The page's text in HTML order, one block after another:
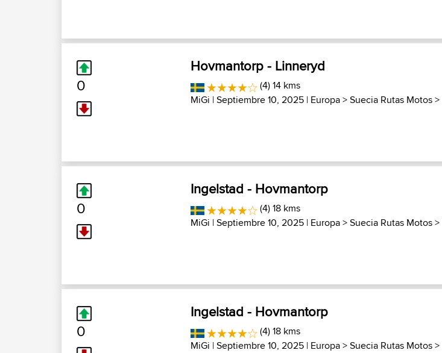
0
Hovmantorp - Linneryd
(4) 14 kms
MiGi | Septiembre 10, 2025 | Europa>Suecia Rutas Motos>
0
Ingelstad - Hovmantorp
(4) 18 kms
MiGi | Septiembre 10, 2025 | Europa>Suecia Rutas Motos>
0
Ingelstad - Hovmantorp
(4) 18 kms
MiGi | Septiembre 10, 2025 | Europa>Suecia Rutas Motos>